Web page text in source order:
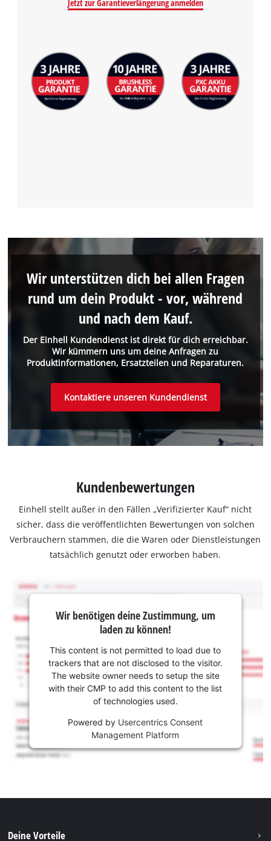
Jetzt zur Garantieverlängerung anmelden
Der Einhell Kundendienst ist direkt für dich erreichbar.
Wir kümmern uns um deine Anfragen zu
Produktinformationen, Ersatzteilen und Reparaturen.
Wir unterstützen dich bei allen Fragen
rund um dein Produkt - vor, während
und nach dem Kauf.
Kontaktiere unseren Kundendienst
Kundenbewertungen
Einhell stellt außer in den Fällen „Verifizierter Kauf“ nicht
sicher, dass die veröffentlichten Bewertungen von solchen
Verbrauchern stammen, die die Waren oder Dienstleistungen
tatsächlich genutzt oder erworben haben.
Wir benötigen deine Zustimmung, um
laden zu können!
This content is not permitted to load due to
trackers that are not disclosed to the visitor.
The website owner needs to setup the site
with their CMP to add this content to the list
of technologies used.
Powered by Usercentrics Consent
Management Platform
Deine Vorteile